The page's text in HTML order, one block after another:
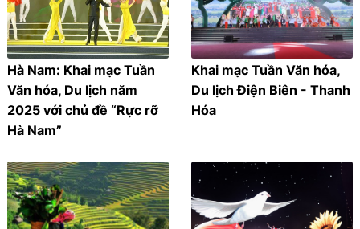
Hà Nam: Khai mạc Tuần
Văn hóa, Du lịch năm
2025 với chủ đề “Rực rỡ
Hà Nam”
Khai mạc Tuần Văn hóa,
Du lịch Điện Biên - Thanh
Hóa